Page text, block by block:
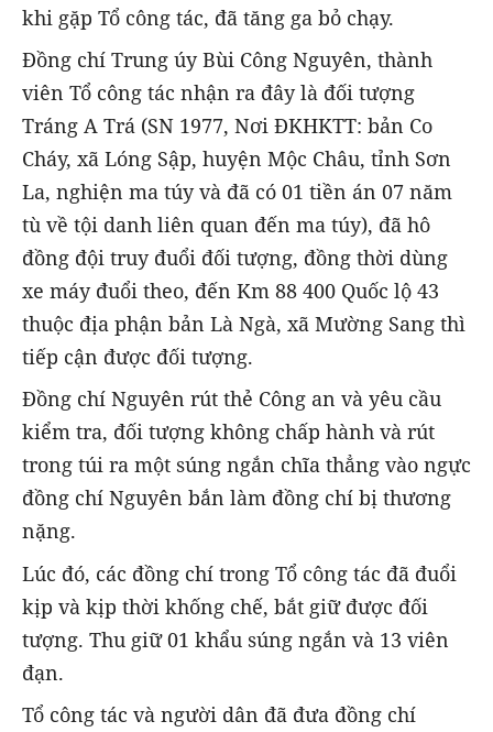
khi gặp Tổ công tác, đã tăng ga bỏ chạy.
Đồng chí Trung úy Bùi Công Nguyên, thành
viên Tổ công tác nhận ra đây là đối tượng
Tráng A Trá (SN 1977, Nơi ĐKHKTT: bản Co
Cháy, xã Lóng Sập, huyện Mộc Châu, tỉnh Sơn
La, nghiện ma túy và đã có 01 tiền án 07 năm
tù về tội danh liên quan đến ma túy), đã hô
đồng đội truy đuổi đối tượng, đồng thời dùng
xe máy đuổi theo, đến Km 88 400 Quốc lộ 43
thuộc địa phận bản Là Ngà, xã Mường Sang thì
tiếp cận được đối tượng.
Đồng chí Nguyên rút thẻ Công an và yêu cầu
kiểm tra, đối tượng không chấp hành và rút
trong túi ra một súng ngắn chĩa thẳng vào ngực
đồng chí Nguyên bắn làm đồng chí bị thương
nặng.
Lúc đó, các đồng chí trong Tổ công tác đã đuổi
kịp và kịp thời khống chế, bắt giữ được đối
tượng. Thu giữ 01 khẩu súng ngắn và 13 viên
đạn.
Tổ công tác và người dân đã đưa đồng chí